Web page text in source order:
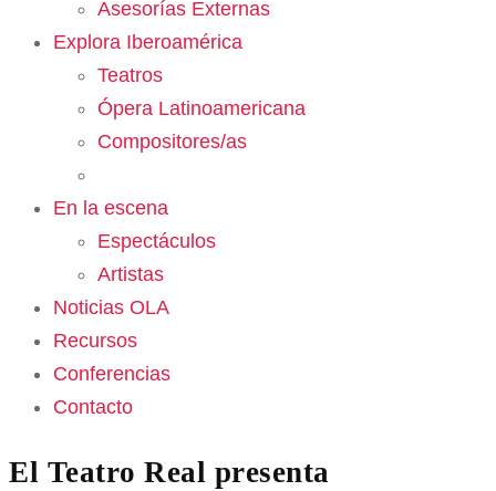
Asesorías Externas
Explora Iberoamérica
Teatros
Ópera Latinoamericana
Compositores/as
En la escena
Espectáculos
Artistas
Noticias OLA
Recursos
Conferencias
Contacto
El Teatro Real presenta